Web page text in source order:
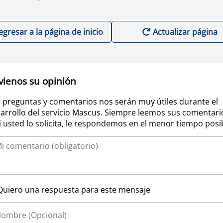
a la página de inicio Actualizar página
su opinión
preguntas y comentarios nos serán muy útiles durante el
del servicio Mascus. Siempre leemos sus
usted lo solicita, le respondemos en el menor tiempo
una respuesta para este mensaje